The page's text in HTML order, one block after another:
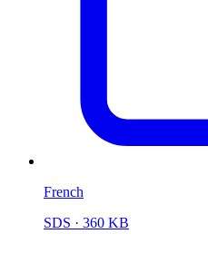
French
SDS · 360 KB